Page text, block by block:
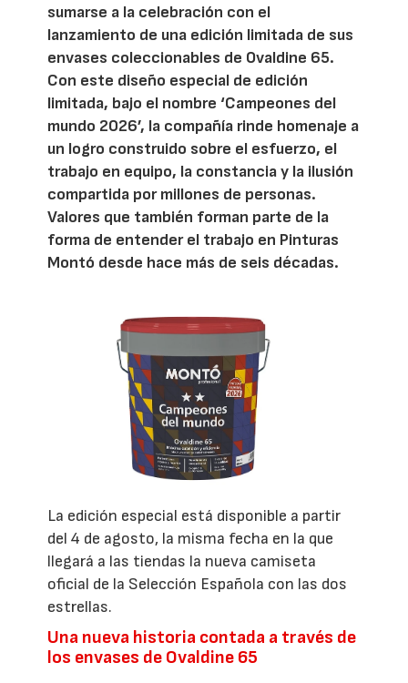
sumarse a la celebración con el
lanzamiento de una edición limitada de sus
envases coleccionables de Ovaldine 65.
Con este diseño especial de edición
limitada, bajo el nombre ‘Campeones del
mundo 2026’, la compañía rinde homenaje a
un logro construido sobre el esfuerzo, el
trabajo en equipo, la constancia y la ilusión
compartida por millones de personas.
Valores que también forman parte de la
forma de entender el trabajo en Pinturas
Montó desde hace más de seis décadas.
La edición especial está disponible a partir
del 4 de agosto, la misma fecha en la que
llegará a las tiendas la nueva camiseta
oficial de la Selección Española con las dos
estrellas.
Una nueva historia contada a través de
los envases de Ovaldine 65